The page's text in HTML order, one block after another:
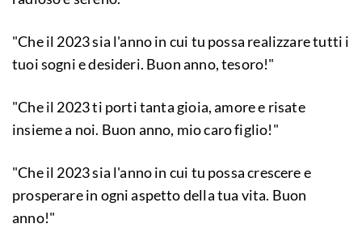
"Che il 2023 sia l'anno in cui tu possa realizzare tutti i
tuoi sogni e desideri. Buon anno, tesoro!"
"Che il 2023 ti porti tanta gioia, amore e risate
insieme a noi. Buon anno, mio caro figlio!"
"Che il 2023 sia l'anno in cui tu possa crescere e
prosperare in ogni aspetto della tua vita. Buon
anno!"